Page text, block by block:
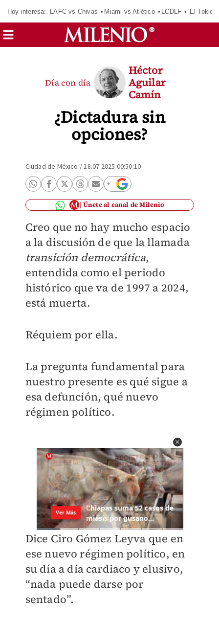
Hoy interesa: LAFC vs Chivas Miami vs Atlético LCDLF ‘El Tokio’
¿Dictadura sin
opciones?
Día con día
Héctor
Aguilar
Camín
Ciudad de México /18.07.2025 00:50:10
Únete al canal de Milenio
Creo que no hay mucho espacio
a la discusión de que la llamada
transición democrática,
entendida como el periodo
histórico que va de 1997 a 2024,
está muerta.
Réquiem por ella.
La pregunta fundamental para
nuestro presente es qué sigue a
esa defunción, qué nuevo
régimen político.
Dice Ciro Gómez Leyva que en
ese nuevo régimen político, en
su día a día cardiaco y elusivo,
“nada puede darse por
sentado”.